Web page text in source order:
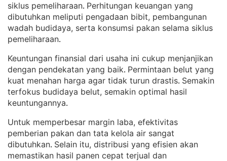
siklus pemeliharaan. Perhitungan keuangan yang
dibutuhkan meliputi pengadaan bibit, pembangunan
wadah budidaya, serta konsumsi pakan selama siklus
pemeliharaan.
Keuntungan finansial dari usaha ini cukup menjanjikan
dengan pendekatan yang baik. Permintaan belut yang
kuat menahan harga agar tidak turun drastis. Semakin
terfokus budidaya belut, semakin optimal hasil
keuntungannya.
Untuk memperbesar margin laba, efektivitas
pemberian pakan dan tata kelola air sangat
dibutuhkan. Selain itu, distribusi yang efisien akan
memastikan hasil panen cepat terjual dan